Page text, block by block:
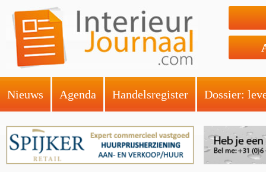
Nieuws Agenda Handelsregister Dossier: